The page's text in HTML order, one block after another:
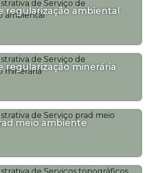
regularização ambiental
regularização minerária
meio ambiente